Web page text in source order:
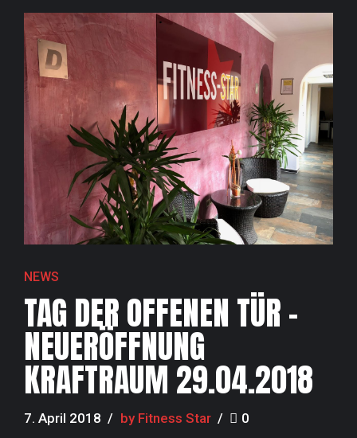
NEWS
TAG DER OFFENEN TÜR –
NEUERÖFFNUNG
KRAFTRAUM 29.04.2018
7. April 2018 by Fitness Star 0